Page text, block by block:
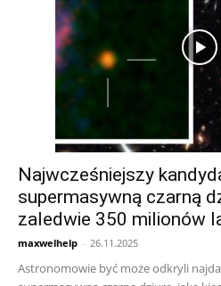
Najwcześniejszy
supermasywną czarną
zaledwie 350 milionów
maxwelhelp - 26.11.2025
Astronomowie być może odkryli